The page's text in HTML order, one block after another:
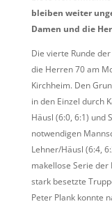
bleiben weiter
Damen und die
Die vierte Runde
die Herren 70 am
Kirchheim. Den
in den Einzel durch
Häusl (6:0, 6:1) und
notwendigen
Lehner/Häusl (6:4,
makellose Serie der
stark besetzte
Peter Plank konnte